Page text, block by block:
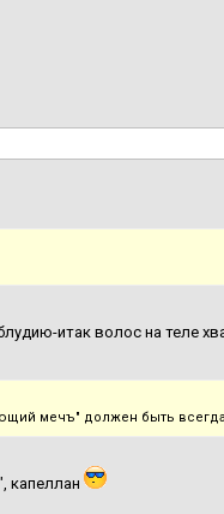
итак волос на теле
мечъ" должен быть
капеллан